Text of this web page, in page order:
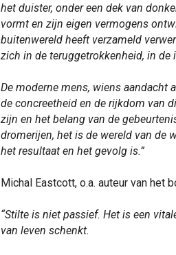
het duister, onder een dek van
vormt en zijn eigen vermogens
buitenwereld heeft verzameld
zich in de teruggetrokkenheid, in de
De moderne mens, wiens aandacht
de concreetheid en de rijkdom van
zijn en het belang van de
dromerijen, het is de wereld van de
het resultaat en het gevolg is.”
Michal Eastcott, o.a. auteur van het
“Stilte is niet passief. Het is een
van leven schenkt.